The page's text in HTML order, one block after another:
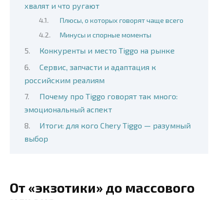
хвалят и что ругают
Плюсы, о которых говорят чаще всего
Минусы и спорные моменты
Конкуренты и место Tiggo на рынке
Сервис, запчасти и адаптация к
российским реалиям
Почему про Tiggo говорят так много:
эмоциональный аспект
Итоги: для кого Chery Tiggo — разумный
выбор
От «экзотики» до массового